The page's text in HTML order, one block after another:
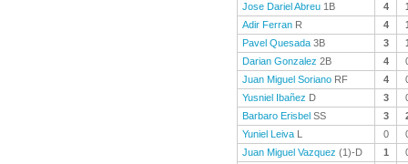
Jose Dariel Abreu 1B 4
Adir Ferran R 4
Pavel Quesada 3B 3
Darian Gonzalez 2B 4
Juan Miguel Soriano RF 4
Yusniel Ibañez D 3
Barbaro Erisbel SS 3
Yuniel Leiva L 0
Juan Miguel Vazquez (1)-D 1